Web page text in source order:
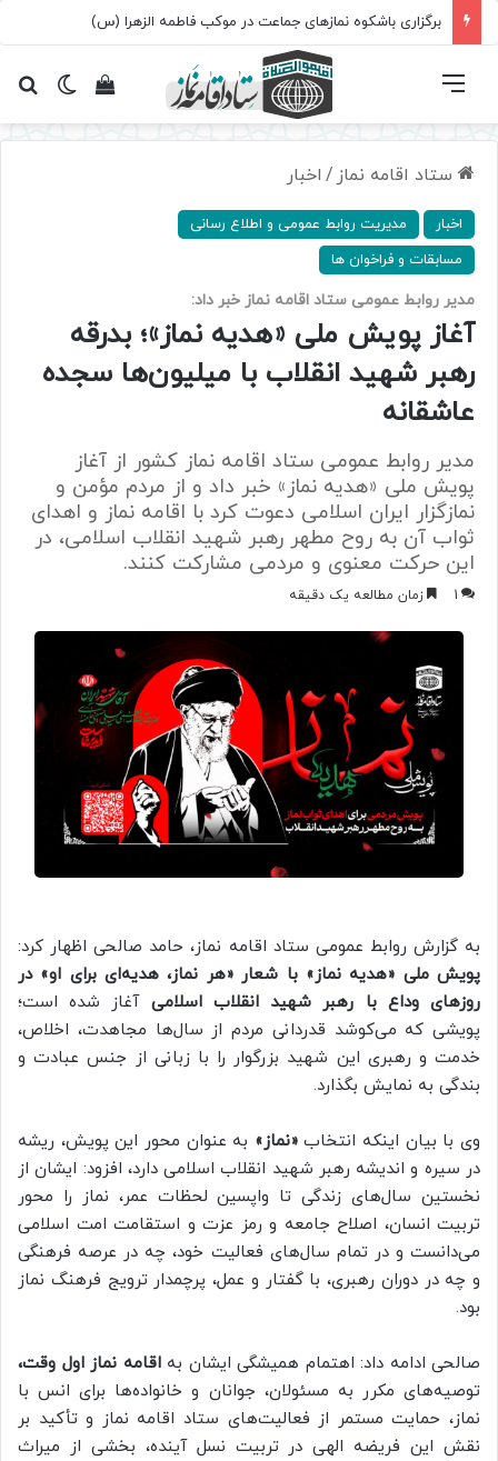
برگزاری باشکوه نمازهای جماعت در موکب فاطمه الزهرا (س)
تغییرمشاهده فهرست
ستاد اقامه نماز / اخبار
اخبار
مدیریت روابط عمومی و اطلاع رسانی
مسابقات و فراخوان ها
مدیر روابط عمومی ستاد اقامه نماز خبر داد:
آغاز پویش ملی «هدیه نماز»؛ بدرقه
رهبر شهید انقلاب با میلیون‌ها سجده
عاشقانه
مدیر روابط عمومی ستاد اقامه نماز کشور از آغاز
پویش ملی «هدیه نماز» خبر داد و از مردم مؤمن و
نمازگزار ایران اسلامی دعوت کرد با اقامه نماز و اهدای
ثواب آن به روح مطهر رهبر شهید انقلاب اسلامی، در
این حرکت معنوی و مردمی مشارکت کنند.
1 زمان مطالعه یک دقیقه
به گزارش روابط عمومی ستاد اقامه نماز، حامد صالحی اظهار کرد:
پویش ملی «هدیه نماز» با شعار «هر نماز، هدیه‌ای برای او» در
روزهای وداع با رهبر شهید انقلاب اسلامی آغاز شده است؛
پویشی که می‌کوشد قدردانی مردم از سال‌ها مجاهدت، اخلاص،
خدمت و رهبری این شهید بزرگوار را با زبانی از جنس عبادت و
بندگی به نمایش بگذارد.
وی با بیان اینکه انتخاب«نماز» به عنوان محور این پویش، ریشه
در سیره و اندیشه رهبر شهید انقلاب اسلامی دارد، افزود: ایشان از
نخستین سال‌های زندگی تا واپسین لحظات عمر، نماز را محور
تربیت انسان، اصلاح جامعه و رمز عزت و استقامت امت اسلامی
می‌دانست و در تمام سال‌های فعالیت خود، چه در عرصه فرهنگی
و چه در دوران رهبری، با گفتار و عمل، پرچمدار ترویج فرهنگ نماز
بود.
صالحی ادامه داد: اهتمام همیشگی ایشان بهاقامه نماز اول وقت،
توصیه‌های مکرر به مسئولان، جوانان و خانواده‌ها برای انس با
نماز، حمایت مستمر از فعالیت‌های ستاد اقامه نماز و تأکید بر
نقش این فریضه الهی در تربیت نسل آینده، بخشی از میراث